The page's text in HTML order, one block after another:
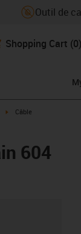
Outil de
Shopping Cart (0)
igus-icon-arrow-right
Câble
604